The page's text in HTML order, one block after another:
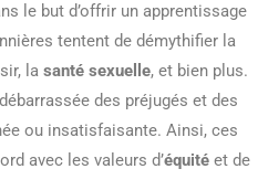
le but d’offrir un apprentissage
tentent de démythifier la
la santé sexuelle, et bien plus.
des préjugés et des
ou insatisfaisante. Ainsi, ces
avec les valeurs d’équité et de